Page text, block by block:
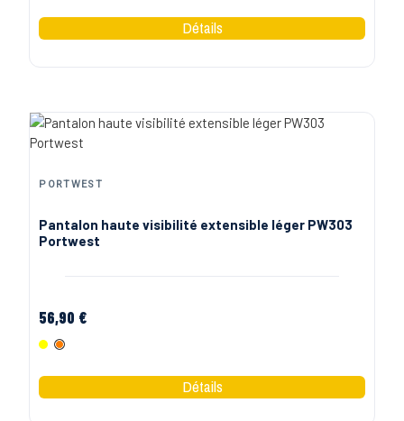
PORTWEST
Pantalon haute visibilité extensible léger PW303
Portwest
56,90 €
Jaune Fluo
Orange Fluo